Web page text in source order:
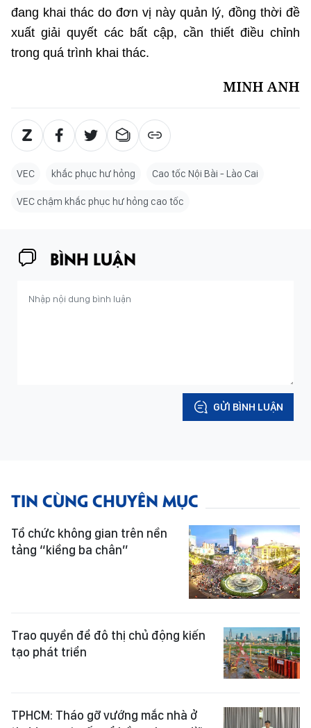
đang khai thác do đơn vị này quản lý, đồng thời đề
xuất giải quyết các bất cập, cần thiết điều chỉnh
trong quá trình khai thác.
MINH ANH
VEC khắc phục hư hỏng Cao tốc Nội Bài - Lào Cai
VEC chậm khắc phục hư hỏng cao tốc
BÌNH LUẬN
GỬI BÌNH LUẬN
TIN CÙNG CHUYÊN MỤC
Tổ chức không gian trên nền
tảng “kiềng ba chân”
Trao quyền để đô thị chủ động kiến
tạo phát triển
TPHCM: Tháo gỡ vướng mắc nhà ở